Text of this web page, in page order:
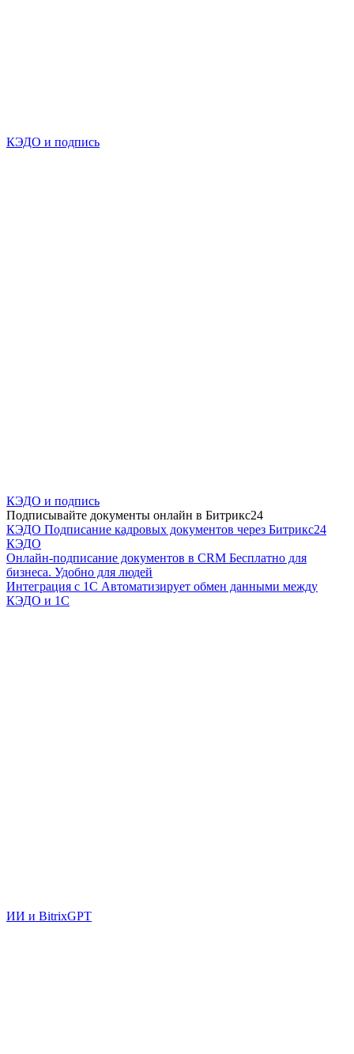
КЭДО и подпись
КЭДО и подпись
Подписывайте документы онлайн в Битрикс24
КЭДО Подписание кадровых документов через Битрикс24
КЭДО
Онлайн-подписание документов в CRM Бесплатно для
бизнеса. Удобно для людей
Интеграция с 1С Автоматизирует обмен данными между
КЭДО и 1С
ИИ и BitrixGPT